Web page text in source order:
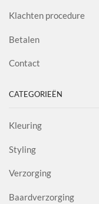
Klachten procedure
Betalen
Contact
CATEGORIEËN
Kleuring
Styling
Verzorging
Baardverzorging